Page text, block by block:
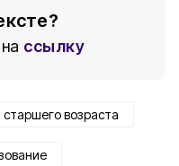
ссылку
возраста